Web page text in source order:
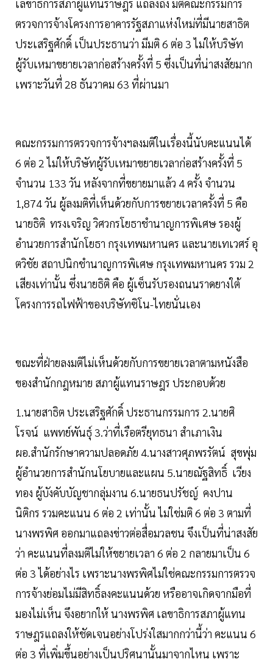
เลขาธิการสภาผู้แทนราษฎร แถลงถึง มติคณะกรรมการ
ตรวจการจ้างโครงการอาคารรัฐสภาแห่งใหม่ที่มีนายสาธิต
ประเสริฐศักดิ์ เป็นประธานว่า มีมติ 6 ต่อ 3 ไม่ให้บริษัท
ผู้รับเหมาขยายเวลาก่อสร้างครั้งที่ 5 ซึ่งเป็นที่น่าสงสัยมาก
เพราะวันที่ 28 ธันวาคม 63 ที่ผ่านมา
คณะกรรมการตรวจการจ้างฯลงมติในเรื่องนี้นับคะแนนได้
6 ต่อ 2 ไม่ให้บริษัทผู้รับเหมาขยายเวลาก่อสร้างครั้งที่ 5
จำนวน 133 วัน หลังจากที่ขยายมาแล้ว 4 ครั้ง จำนวน
1,874 วัน ผู้ลงมติที่เห็นด้วยกับการขยายเวลาครั้งที่ 5 คือ
นายธิติ ทรงเจริญ วิศวกรโยธาชำนาญการพิเศษ รองผู้
อำนวยการสำนักโยธา กรุงเทพมหานคร และนายเทเวศร์ อุ
ตวิชัย สถาปนิกชำนาญการพิเศษ กรุงเทพมหานคร รวม 2
เสียงเท่านั้น ซึ่งนายธิติ คือ ผู้เซ็นรับรองถนนราดยางใต้
โครงการรถไฟฟ้าของบริษัทซิโน-ไทยนั่นเอง
ขณะที่ฝ่ายลงมติไม่เห็นด้วยกับการขยายเวลาตามหนังสือ
ของสำนักกฎหมาย สภาผู้แทนราษฎร ประกอบด้วย
1.นายสาธิต ประเสริฐศักดิ์ ประธานกรรมการ 2.นายศิ
โรจน์ แพทย์พันธุ์ 3.ว่าที่เรือตรียุทธนา สำเภาเงิน
ผอ.สำนักรักษาความปลอดภัย 4.นางสาวศุภพรรัตน์ สุขพุ่ม
ผู้อำนวยการสำนักนโยบายและแผน 5.นายณัฐสิทธิ์ เวียง
ทอง ผู้บังคับบัญชากลุ่มงาน 6.นายธนปรัชญ์ คงปาน
นิติกร รวมคะแนน 6 ต่อ 2 เท่านั้น ไม่ใช่มติ 6 ต่อ 3 ตามที่
นางพรพิศ ออกมาแถลงข่าวต่อสื่อมวลชน จึงเป็นที่น่าสงสัย
ว่า คะแนนที่ลงมติไม่ให้ขยายเวลา 6 ต่อ 2 กลายมาเป็น 6
ต่อ 3 ได้อย่างไร เพราะนางพรพิศไม่ใช่คณะกรรมการตรวจ
การจ้างย่อมไม่มีสิทธิ์ลงคะแนนด้วย หรืออาจเกิดจากมือที่
มองไม่เห็น จึงอยากให้ นางพรพิศ เลขาธิการสภาผู้แทน
ราษฎรแถลงให้ชัดเจนอย่างโปร่งใสมากกว่านี้ว่า คะแนน 6
ต่อ 3 ที่เพิ่มขึ้นอย่างเป็นปริศนานั้นมาจากไหน เพราะ